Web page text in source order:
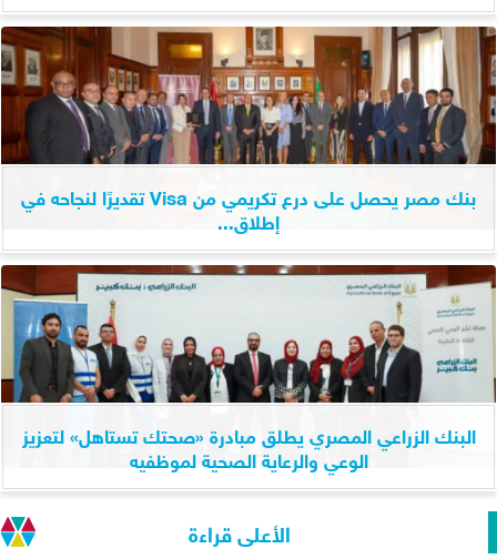
بنك مصر يحصل على درع تكريمي من Visa تقديرًا لنجاحه في
إطلاق...
البنك الزراعي المصري يطلق مبادرة «صحتك تستاهل» لتعزيز
الوعي والرعاية الصحية لموظفيه
الأعلى قراءة